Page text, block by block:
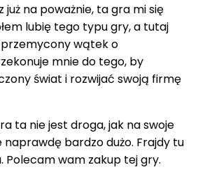
już na poważnie, ta gra mi się
lubię tego typu gry, a tutaj
przemycony wątek o
mnie do tego, by
świat i rozwijać swoją firmę
ta nie jest droga, jak na swoje
naprawdę bardzo dużo. Frajdy tu
wam zakup tej gry.